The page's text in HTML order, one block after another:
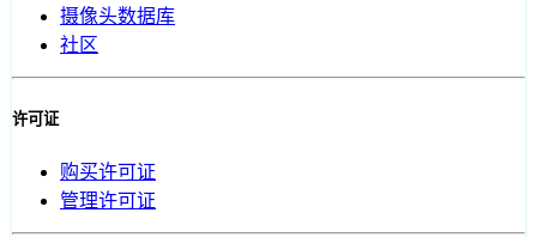
摄像头数据库
社区
许可证
购买许可证
管理许可证